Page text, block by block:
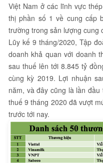
Việt Nam ở các lĩnh vực
thị phần số 1 về cung cấp
trường trong sản lượng cung
Lũy kế 9 tháng/2020, Tập
doanh khả quan với doanh
sau thuế lên tới 8.845 tỷ
cùng kỳ 2019. Lợi nhuận
năm, và đây cũng là lần
thuế 9 tháng 2020 đã vượt
trước tới nay.